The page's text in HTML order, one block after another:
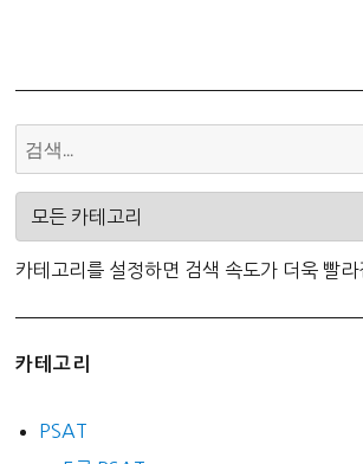
카테고리를 설정하면 검색 속도가 더욱 빨라
카테고리
PSAT